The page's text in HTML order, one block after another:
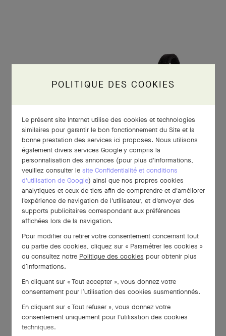
POLITIQUE DES COOKIES
Le présent site Internet utilise des cookies et technologies
similaires pour garantir le bon fonctionnement du Site et la
bonne prestation des services ici proposes. Nous utilisons
également divers services Google y compris la
personnalisation des annonces (pour plus d'informations,
veuillez consulter le site Confidentialité et conditions
d'utilisation de Google) ainsi que nos propres cookies
analytiques et ceux de tiers afin de comprendre et d'améliorer
l'expérience de navigation de l'utilisateur, et d'envoyer des
supports publicitaires correspondant aux préférences
affichées lors de la navigation.
Pour modifier ou retirer votre consentement concernant tout
ou partie des cookies, cliquez sur « Paramétrer les cookies »
ou consultez notre Politique des cookies pour obtenir plus
d’informations.
En cliquant sur « Tout accepter », vous donnez votre
consentement pour l’utilisation des cookies susmentionnés.
En cliquant sur « Tout refuser », vous donnez votre
consentement uniquement pour l’utilisation des cookies
techniques.